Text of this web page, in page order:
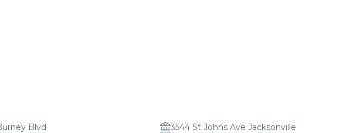
Blvd 3544 St Johns Ave Jacksonville